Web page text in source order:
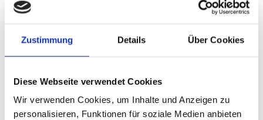
Zustimmung Details Über Cookies
Diese Webseite verwendet Cookies
Wir verwenden Cookies, um Inhalte und Anzeigen zu
personalisieren, Funktionen für soziale Medien anbieten